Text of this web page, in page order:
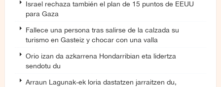
Israel rechaza también el plan de 15 puntos de EEUU
para Gaza
Fallece una persona tras salirse de la calzada su
turismo en Gasteiz y chocar con una valla
Orio izan da azkarrena Hondarribian eta lidertza
sendotu du
Arraun Lagunak-ek loria dastatzen jarraitzen du,